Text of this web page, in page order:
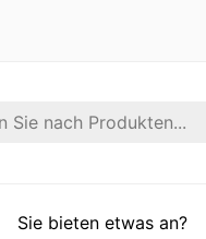
Sie bieten etwas an?